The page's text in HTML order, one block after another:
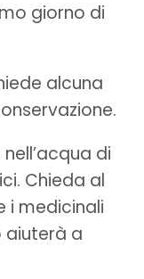
giorno di
alcuna
di
Chieda al
i medicinali
aiuterà a